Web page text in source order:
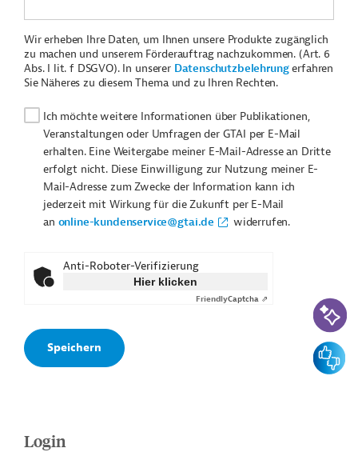
Wir erheben Ihre Daten, um Ihnen unsere Produkte zugänglich
zu machen und unserem Förderauftrag nachzukommen. (Art. 6
Abs. I lit. f DSGVO). In unserer Datenschutzbelehrungerfahren
Sie Näheres zu diesem Thema und zu Ihren Rechten.
Ich möchte weitere Informationen über Publikationen,
Veranstaltungen oder Umfragen der GTAI per E-Mail
erhalten. Eine Weitergabe meiner E-Mail-Adresse an Dritte
erfolgt nicht. Diese Einwilligung zur Nutzung meiner E-
Mail-Adresse zum Zwecke der Information kann ich
jederzeit mit Wirkung für die Zukunft per E-Mail
an online-kundenservice@gtai.de widerrufen.
Anti-Roboter-Verifizierung
Hier klicken
FriendlyCaptcha ⇗
Login
KI-